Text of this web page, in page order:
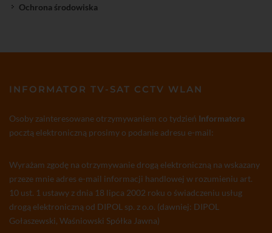
Ochrona środowiska
INFORMATOR TV-SAT CCTV WLAN
Osoby zainteresowane otrzymywaniem co tydzień Informatora
pocztą elektroniczną prosimy o podanie adresu e-mail:
Wyrażam zgodę na otrzymywanie drogą elektroniczną na wskazany
przeze mnie adres e-mail informacji handlowej w rozumieniu art.
10 ust. 1 ustawy z dnia 18 lipca 2002 roku o świadczeniu usług
drogą elektroniczną od DIPOL sp. z o.o. (dawniej: DIPOL
Gołaszewski, Waśniowski Spółka Jawna)